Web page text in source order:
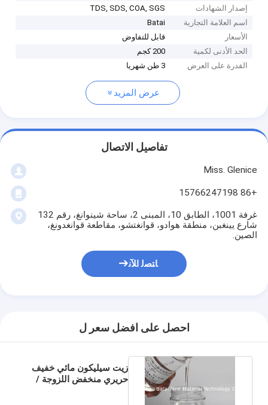
إصدار الشهادات
TDS, SDS, COA, SGS
اسم العلامة التجارية
Batai
الأسعار
قابل للتفاوض
الحد الأدنى لكمية
200 كجم
القدرة على العرض
3 طن شهريا
عرض المزيد
تفاصيل الاتصال
Miss. Glenice
+86 15766247198
غرفة 1001، الطابق 10، المبنى 2، ساحة شينوانغ، رقم 132
شارع يينغبن، منطقة هوادو، قوانغتشو، مقاطعة قوانغدونغ،
الصين.
ﺎﺘﺼﻟ ﺍﻶﻧ
احصل على افضل سعر ل
زيت سيليكون مائي خفيف
حريري منخفض اللزوجة /